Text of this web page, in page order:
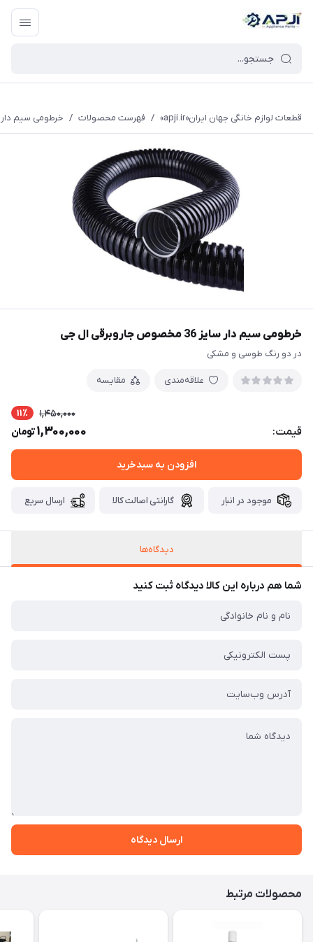
قطعات یدکی و جانبی لوازم خانگی جهان ایران
قطعات لوازم خانگی جهان ایران«apji.ir» / فهرست محصولات / خرطومی سیم دار سایز 36 مخصوص
خرطومی سیم دار سایز 36 مخصوص جاروبرقی ال جی
در دو رنگ طوسی و مشکی
علاقه‌مندی مقایسه
قیمت:
1,450,000 11٪
1,300,000تومان
افزودن به سبدخرید
موجود در انبار گارانتی اصالت کالا ارسال سریع
دیدگاه‌ها
شما هم درباره این کالا دیدگاه ثبت کنید
ارسال دیدگاه
محصولات مرتبط